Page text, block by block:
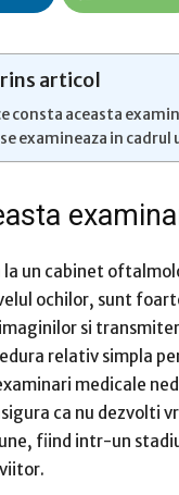
articol
consta aceasta
se examineaza in
un cabinet
ochilor, sunt
si
relativ simpla
medicale
ca nu dezvolti
fiind intr-un